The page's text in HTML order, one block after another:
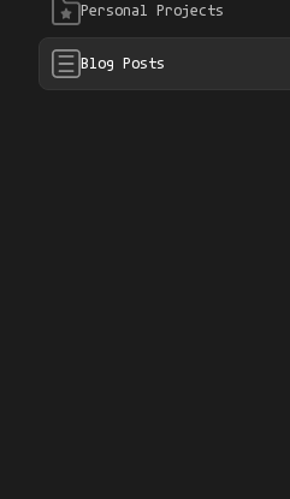
Personal Projects
Blog Posts